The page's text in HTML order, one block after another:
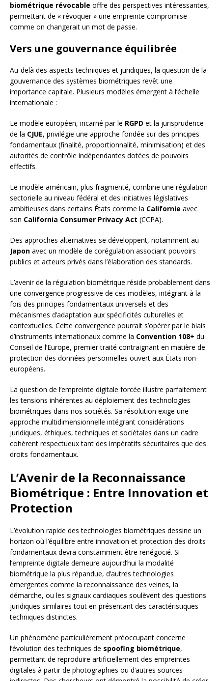
biométrique révocable offre des perspectives intéressantes,
permettant de « révoquer » une empreinte compromise
comme on changerait un mot de passe.
Vers une gouvernance équilibrée
Au-delà des aspects techniques et juridiques, la question de la
gouvernance des systèmes biométriques revêt une
importance capitale. Plusieurs modèles émergent à l’échelle
internationale :
Le modèle européen, incarné par le RGPD et la jurisprudence
de la CJUE, privilégie une approche fondée sur des principes
fondamentaux (finalité, proportionnalité, minimisation) et des
autorités de contrôle indépendantes dotées de pouvoirs
effectifs.
Le modèle américain, plus fragmenté, combine une régulation
sectorielle au niveau fédéral et des initiatives législatives
ambitieuses dans certains États comme la Californie avec
son California Consumer Privacy Act (CCPA).
Des approches alternatives se développent, notamment au
Japon avec un modèle de corégulation associant pouvoirs
publics et acteurs privés dans l’élaboration des standards.
L’avenir de la régulation biométrique réside probablement dans
une convergence progressive de ces modèles, intégrant à la
fois des principes fondamentaux universels et des
mécanismes d’adaptation aux spécificités culturelles et
contextuelles. Cette convergence pourrait s’opérer par le biais
d’instruments internationaux comme la Convention 108+ du
Conseil de l’Europe, premier traité contraignant en matière de
protection des données personnelles ouvert aux États non-
européens.
La question de l’empreinte digitale forcée illustre parfaitement
les tensions inhérentes au déploiement des technologies
biométriques dans nos sociétés. Sa résolution exige une
approche multidimensionnelle intégrant considérations
juridiques, éthiques, techniques et sociétales dans un cadre
cohérent respectueux tant des impératifs sécuritaires que des
droits fondamentaux.
L’Avenir de la Reconnaissance
Biométrique : Entre Innovation et
Protection
L’évolution rapide des technologies biométriques dessine un
horizon où l’équilibre entre innovation et protection des droits
fondamentaux devra constamment être renégocié. Si
l’empreinte digitale demeure aujourd’hui la modalité
biométrique la plus répandue, d’autres technologies
émergentes comme la reconnaissance des veines, la
démarche, ou les signaux cardiaques soulèvent des questions
juridiques similaires tout en présentant des caractéristiques
techniques distinctes.
Un phénomène particulièrement préoccupant concerne
l’évolution des techniques de spoofing biométrique,
permettant de reproduire artificiellement des empreintes
digitales à partir de photographies ou d’autres sources